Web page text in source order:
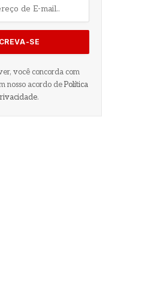
você concorda com
nosso acordo de Política
.